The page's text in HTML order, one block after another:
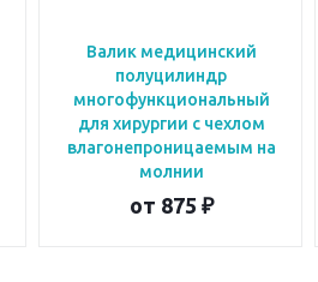
Валик медицинский
полуцилиндр
многофункциональный
для хирургии с чехлом
влагонепроницаемым на
молнии
от 875 ₽